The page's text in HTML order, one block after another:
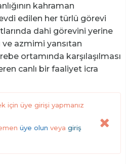
kahraman
edilen her türlü görevi
dahi görevini yerine
ve azmimi yansıtan
ortamında karşılaşılması
canlı bir faaliyet icra
için üye girişi yapmanız
üye olun veya giriş